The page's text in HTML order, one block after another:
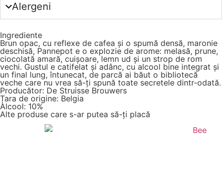
Alergeni
Ingrediente
Brun opac, cu reflexe de cafea și o spumă densă, maronie
deschisă, Pannepot e o explozie de arome: melasă, prune,
ciocolată amară, cuișoare, lemn ud și un strop de rom
vechi. Gustul e catifelat și adânc, cu alcool bine integrat și
un final lung, întunecat, de parcă ai băut o bibliotecă
veche care nu vrea să-ți spună toate secretele dintr-odată.
Producător: De Struisse Brouwers
Țara de origine: Belgia
Alcool: 10%
Alte produse care s-ar putea să-ți placă